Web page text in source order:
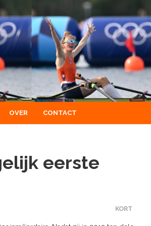
OVER CONTACT
eerste
KORT